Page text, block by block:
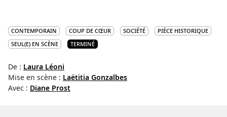
CONTEMPORAIN COUP DE CŒUR SOCIÉTÉ
PIÈCE HISTORIQUE
SEUL(E) EN SCÈNE
TERMINÉ
De : Laura Léoni
Mise en scène : Laëtitia Gonzalbes
Avec : Diane Prost